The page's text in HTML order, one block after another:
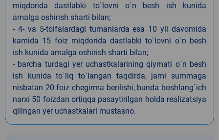
miqdorida dastlabki to`lovni o`n besh ish kunida
amalga oshirish sharti bilan;
- 4- va 5-toifalardagi tumanlarda esa 10 yil davomida
kamida 15 foiz miqdorida dastlabki to`lovni o`n besh
ish kunida amalga oshirish sharti bilan;
- barcha turdagi yer uchastkalarining qiymati o`n besh
ish kunida to`liq to`langan taqdirda, jami summaga
nisbatan 20 foiz chegirma berilishi, bunda boshlang`ich
narxi 50 foizdan ortiqqa pasaytirilgan holda realizatsiya
qilingan yer uchastkalari mustasno.